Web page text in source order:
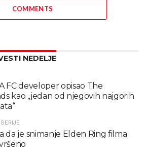
COMMENTS
NEDELJE
FC developer opisao The
kao „jedan od njegovih najgorih
da je snimanje Elden Ring filma